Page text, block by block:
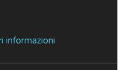
informazioni